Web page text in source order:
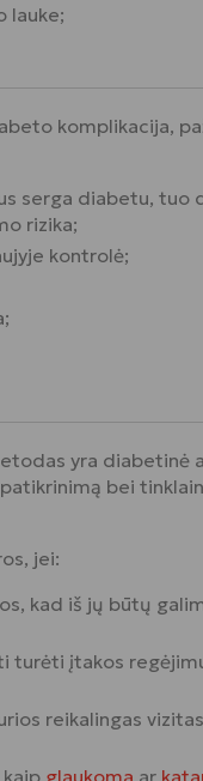
lauke;
komplikacija,
serga diabetu, tuo
rizika;
kontrolė;
yra diabetinė
bei
jei:
kad iš jų būtų
turėti įtakos
reikalingas
glaukoma ar